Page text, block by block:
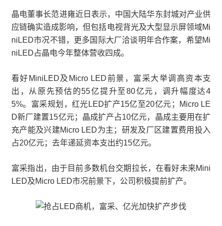
晶电董事长范进雍近日表示，中国大陆华东封城对产业供
应链确实造成影响，但包括电视背光及大型显示屏领域Mi
niLED市况不错，更多国际大厂洽谈明年合作案，希望Mi
niLED占晶电今年整体营收四成。
看好MiniLED及Micro LED前景，富采大举调高资本支
出，从原先预估的55亿提升至80亿元，调升幅度达4
5%。富采规划，红光LED扩产15亿至20亿元；Micro LE
D新厂建置15亿元；晶成扩产占10亿元，晶成主要用在扩
充产能及兴建Micro LED为主；研发及厂区建置费用投入
占20亿元；去年递延资本支出约15亿元。
富采指出，由于目前多数机台交期拉长，在看好未来Mini
LED及Micro LED市况前景下，公司积极提前扩产。